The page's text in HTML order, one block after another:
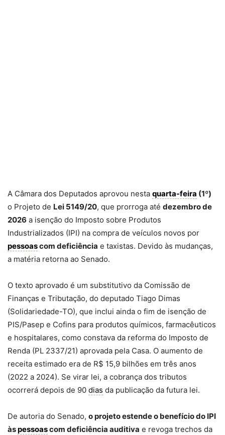
A Câmara dos Deputados aprovou nesta quarta-feira (1º)
o Projeto de Lei 5149/20, que prorroga até dezembro de
2026 a isenção do Imposto sobre Produtos
Industrializados (IPI) na compra de veículos novos por
pessoascom deficiência e taxistas. Devido às mudanças,
a matéria retorna ao Senado.
O texto aprovado é um substitutivo da Comissão de
Finanças e Tributação, do deputado Tiago Dimas
(Solidariedade-TO), que inclui ainda o fim de isenção de
PIS/Pasep e Cofins para produtos químicos, farmacêuticos
e hospitalares, como constava da reforma do Imposto de
Renda (PL 2337/21) aprovada pela Casa. O aumento de
receita estimado era de R$ 15,9 bilhões em três anos
(2022 a 2024). Se virar lei, a cobrança dos tributos
ocorrerá depois de 90 dias da publicação da futura lei.
De autoria do Senado, o projeto estende o benefício do IPI
àspessoascom deficiência auditiva e revoga trechos da